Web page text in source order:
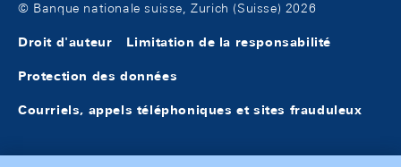
© Banque nationale suisse, Zurich (Suisse) 2026
Droit d'auteur Limitation de la responsabilité
Protection des données
Courriels, appels téléphoniques et sites frauduleux